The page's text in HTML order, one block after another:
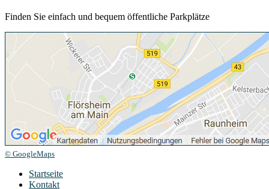
Finden Sie einfach und bequem öffentliche Parkplätze
© GoogleMaps
Startseite
Kontakt